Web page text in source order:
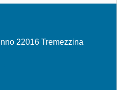
22016 Tremezzina